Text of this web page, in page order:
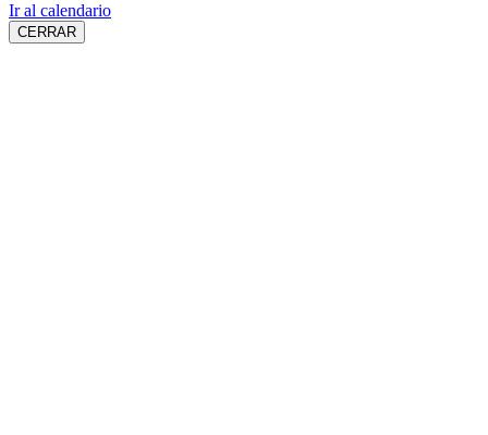
Ir al calendario
CERRAR